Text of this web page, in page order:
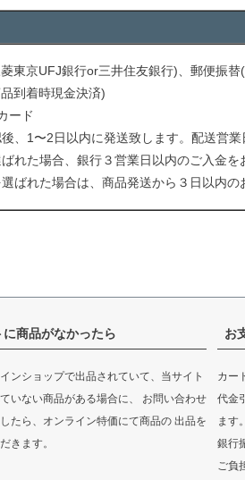
東京UFJ銀行or三井住友銀行)、郵便振替
到着時現金決済)
ード
、1〜2日以内に発送致します。配送営
れた場合、銀行３営業日以内のご入金を
ばれた場合は、商品発送から３日以内の
に商品がなかったら
ンショップで出品されていて、当サイト
いない商品がある場合に、 お問い合わせ
たら、オンライン特価にて商品の 出品を
きます。
お
カー
代金
ます。
銀行
ご負